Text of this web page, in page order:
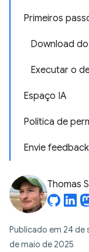
Primeiros
Download
Executar o
Espaço IA
Política de
Envie feedback
Thomas
Publicado em 24
de maio de 2025